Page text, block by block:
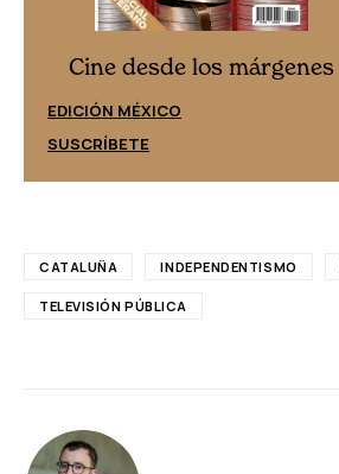
Cine desde los márgenes
EDICIÓN MÉXICO
SUSCRÍBETE
CATALUÑA INDEPENDENTISMO
TELEVISIÓN PÚBLICA